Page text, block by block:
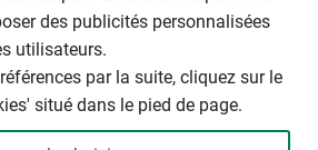
des publicités personnalisées
utilisateurs.
par la suite, cliquez sur le
situé dans le pied de page.